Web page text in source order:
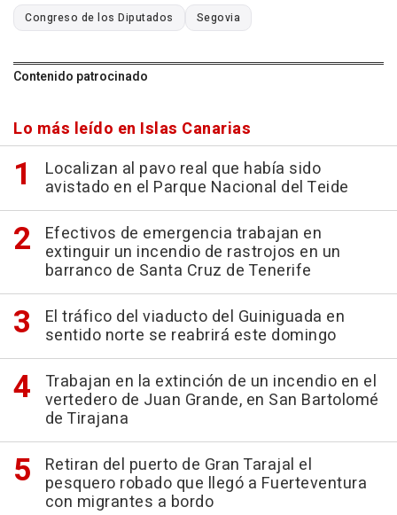
Congreso de los Diputados Segovia
Contenido patrocinado
Lo más leído en Islas Canarias
Localizan al pavo real que había sido
avistado en el Parque Nacional del Teide
Efectivos de emergencia trabajan en
extinguir un incendio de rastrojos en un
barranco de Santa Cruz de Tenerife
El tráfico del viaducto del Guiniguada en
sentido norte se reabrirá este domingo
Trabajan en la extinción de un incendio en el
vertedero de Juan Grande, en San Bartolomé
de Tirajana
Retiran del puerto de Gran Tarajal el
pesquero robado que llegó a Fuerteventura
con migrantes a bordo